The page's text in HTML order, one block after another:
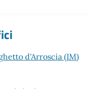
d'Arroscia (IM)